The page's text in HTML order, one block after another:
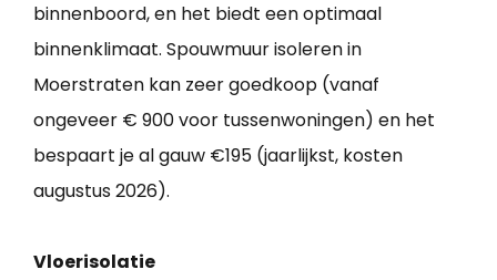
binnenboord, en het biedt een optimaal
binnenklimaat. Spouwmuur isoleren in
Moerstraten kan zeer goedkoop (vanaf
ongeveer € 900 voor tussenwoningen) en het
bespaart je al gauw €195 (jaarlijkst, kosten
augustus 2026).
Vloerisolatie